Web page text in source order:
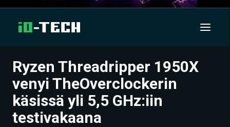
UUTISET
ARTIKKELIT
VIDEOT
Ryzen Threadripper 1950X
venyi TheOverclockerin
käsissä yli 5,5 GHz:iin
testivakaana